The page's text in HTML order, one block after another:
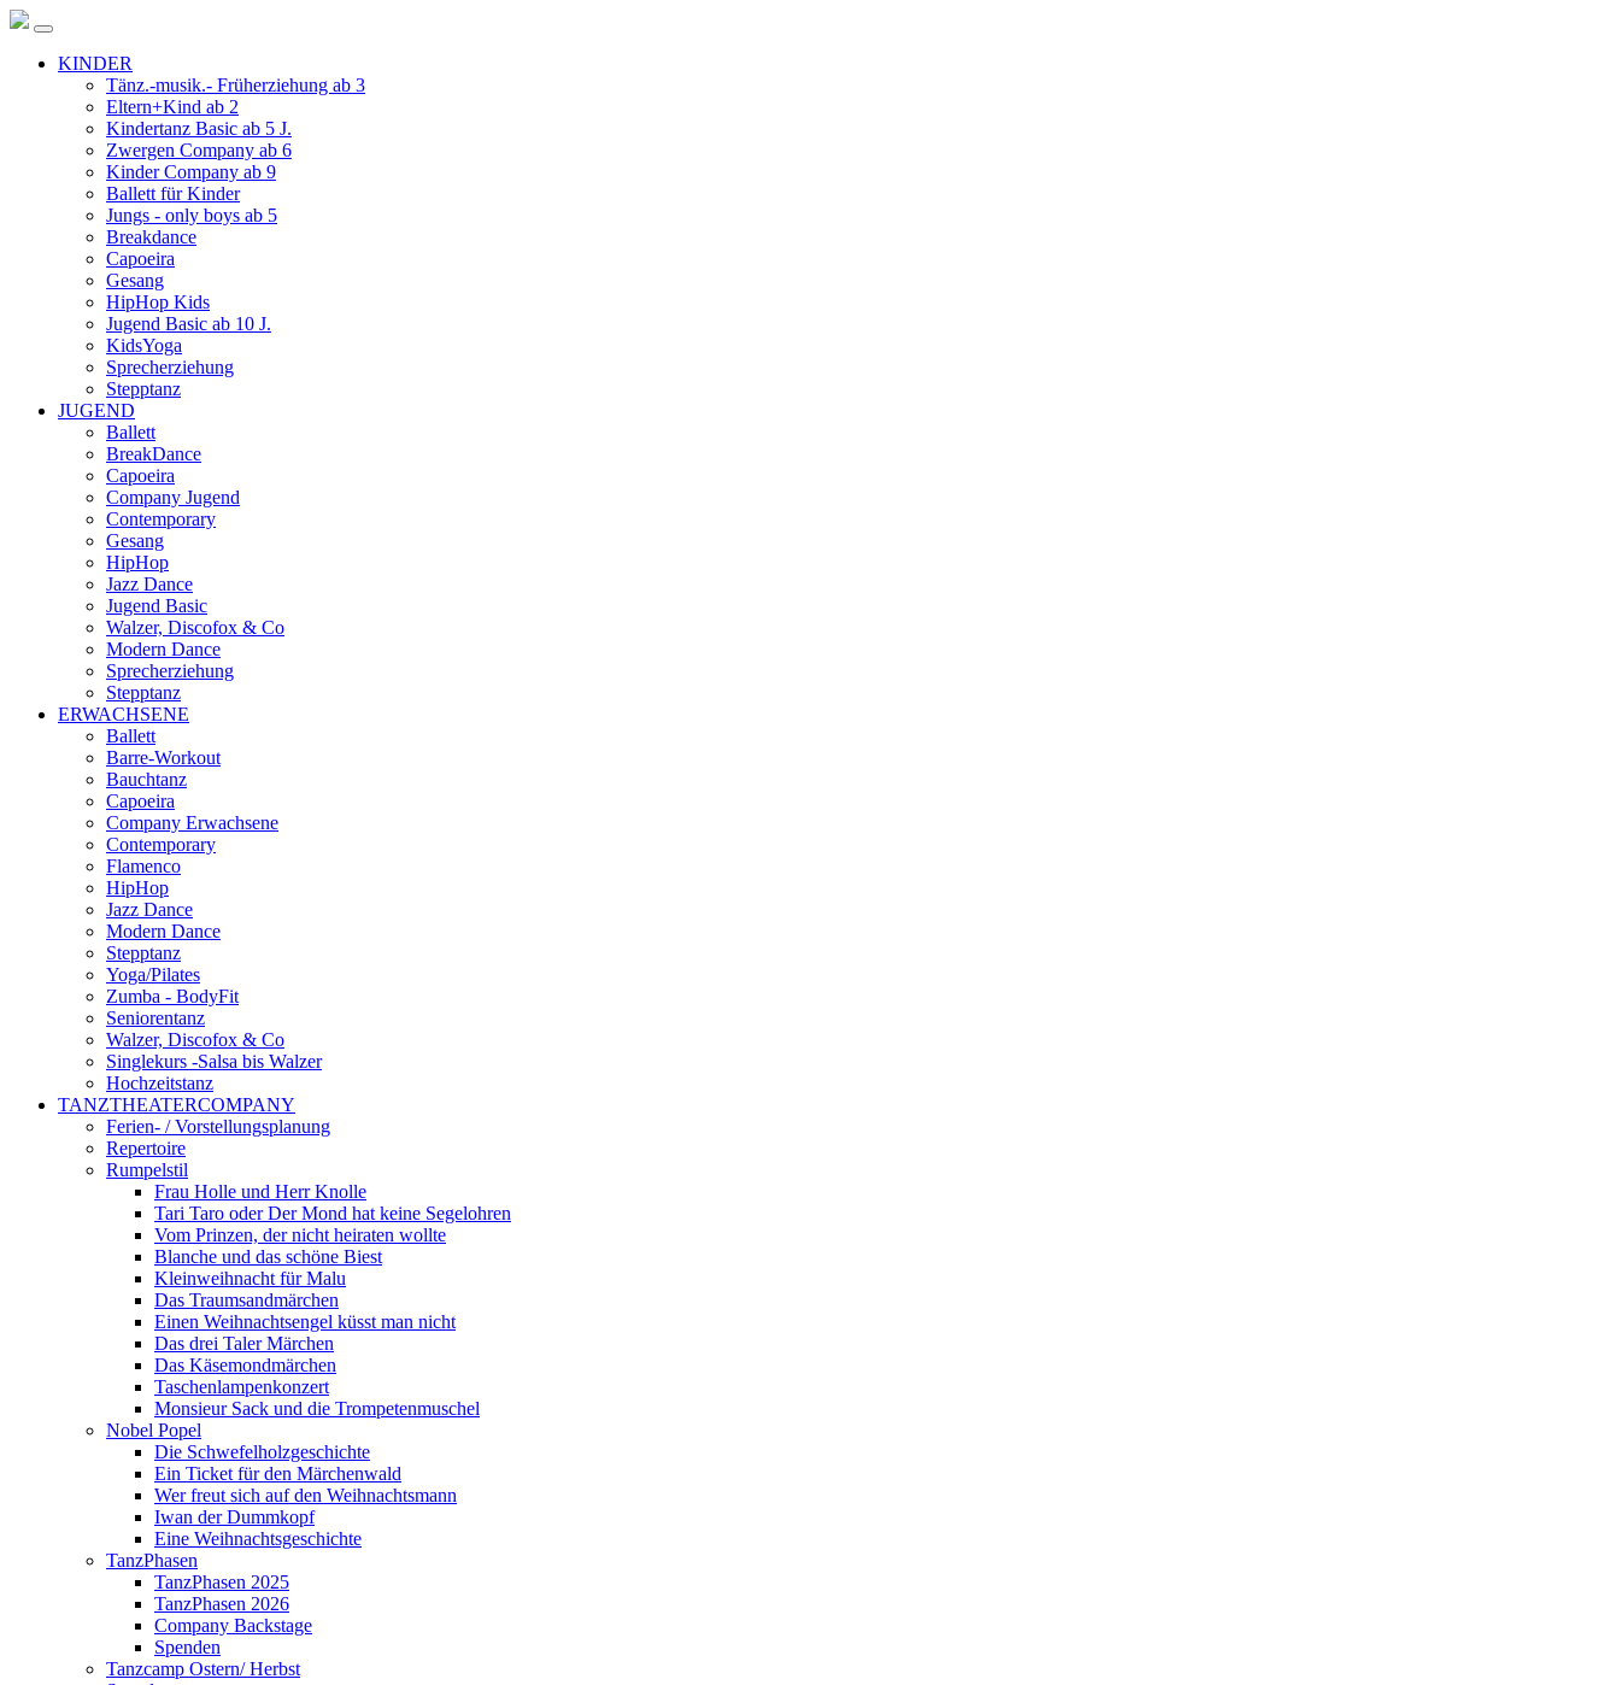
KINDER
Tänz.-musik.- Früherziehung ab 3
Eltern+Kind ab 2
Kindertanz Basic ab 5 J.
Zwergen Company ab 6
Kinder Company ab 9
Ballett für Kinder
Jungs - only boys ab 5
Breakdance
Capoeira
Gesang
HipHop Kids
Jugend Basic ab 10 J.
KidsYoga
Sprecherziehung
Stepptanz
JUGEND
Ballett
BreakDance
Capoeira
Company Jugend
Contemporary
Gesang
HipHop
Jazz Dance
Jugend Basic
Walzer, Discofox & Co
Modern Dance
Sprecherziehung
Stepptanz
ERWACHSENE
Ballett
Barre-Workout
Bauchtanz
Capoeira
Company Erwachsene
Contemporary
Flamenco
HipHop
Jazz Dance
Modern Dance
Stepptanz
Yoga/Pilates
Zumba - BodyFit
Seniorentanz
Walzer, Discofox & Co
Singlekurs -Salsa bis Walzer
Hochzeitstanz
TANZTHEATERCOMPANY
Ferien- / Vorstellungsplanung
Repertoire
Rumpelstil
Frau Holle und Herr Knolle
Tari Taro oder Der Mond hat keine Segelohren
Vom Prinzen, der nicht heiraten wollte
Blanche und das schöne Biest
Kleinweihnacht für Malu
Das Traumsandmärchen
Einen Weihnachtsengel küsst man nicht
Das drei Taler Märchen
Das Käsemondmärchen
Taschenlampenkonzert
Monsieur Sack und die Trompetenmuschel
Nobel Popel
Die Schwefelholzgeschichte
Ein Ticket für den Märchenwald
Wer freut sich auf den Weihnachtsmann
Iwan der Dummkopf
Eine Weihnachtsgeschichte
TanzPhasen
TanzPhasen 2025
TanzPhasen 2026
Company Backstage
Spenden
Tanzcamp Ostern/ Herbst